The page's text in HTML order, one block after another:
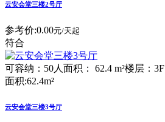
云安会堂三楼2号厅
参考价:0.00元/天起
符合
可容纳：50人 面积： 62.4 m²楼层：3F
面积:62.4m²
云安会堂三楼3号厅